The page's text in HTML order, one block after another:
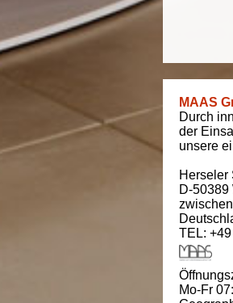
MAAS
Durch
der
unsere
Herseler
D-50389
zwischen
TEL:
Mo-Fr